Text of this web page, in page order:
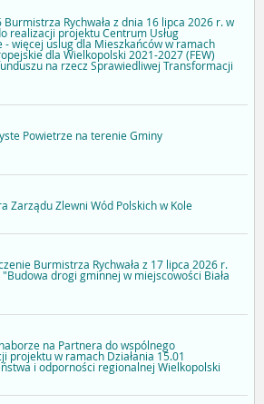
Rychwała z dnia 16 lipca 2026 r. w
realizacji projektu Centrum Usług
- więcej uslug dla Mieszkańców w ramach
dla Wielkopolski 2021-2027 (FEW)
na rzecz Sprawiedliwej Transformacji
Powietrze na terenie Gminy
Zarządu Zlewni Wód Polskich w Kole
Burmistrza Rychwała z 17 lipca 2026 r.
drogi gminnej w miejscowości Biała
na Partnera do wspólnego
projektu w ramach Działania 15.01
i odporności regionalnej Wielkopolski